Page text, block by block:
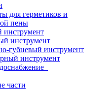
для герметиков и
пены
инструмент
губцевый инструмент
инструмент
части